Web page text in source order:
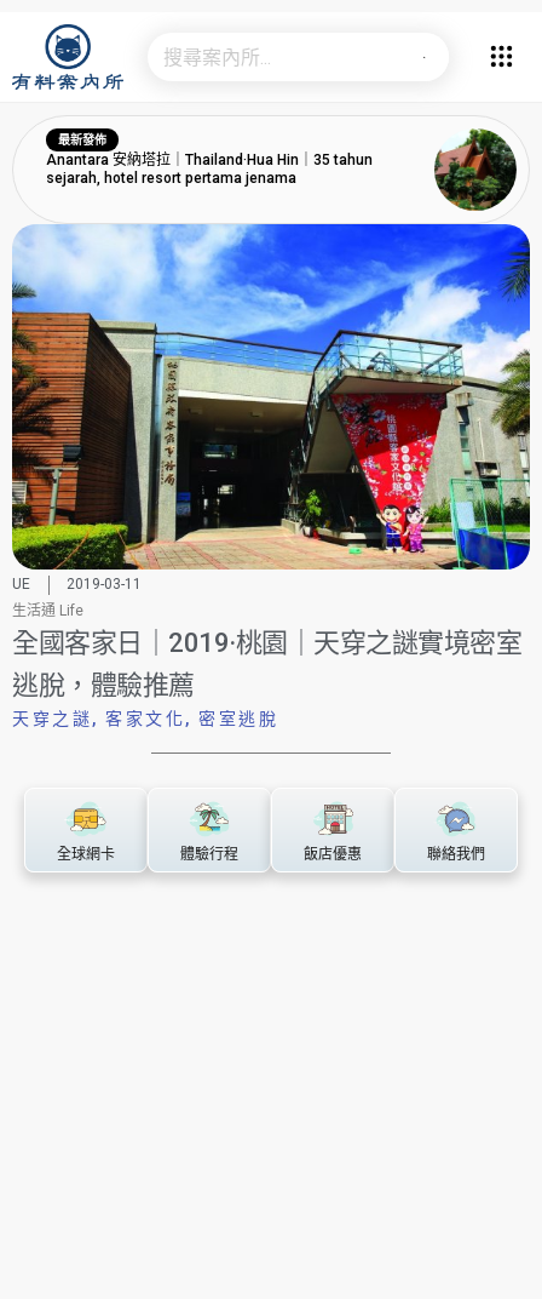
最新發佈
Anantara 安納塔拉｜Thailand·Hua Hin｜35 tahun
sejarah, hotel resort pertama jenama
UE
2019-03-11
生活通 Life
全國客家日｜2019·桃園｜天穿之謎實境密室
逃脫，體驗推薦
天穿之謎, 客家文化, 密室逃脫
全球網卡 體驗行程 飯店優惠 聯絡我們